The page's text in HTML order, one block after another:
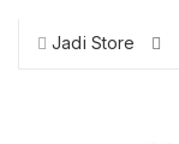
Jadi Store